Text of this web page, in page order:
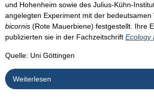
und Hohenheim sowie des Julius-Kühn-
angelegten Experiment mit der bedeutsamen
bicornis (Rote Mauerbiene) festgestellt. Ihre
publizierten sie in der Fachzeitschrift Ecology
Quelle: Uni Göttingen
Weiterlesen